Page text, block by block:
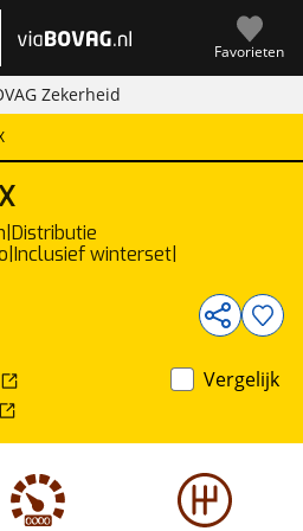
Favorieten
Zekerheid
winterset|
Vergelijk